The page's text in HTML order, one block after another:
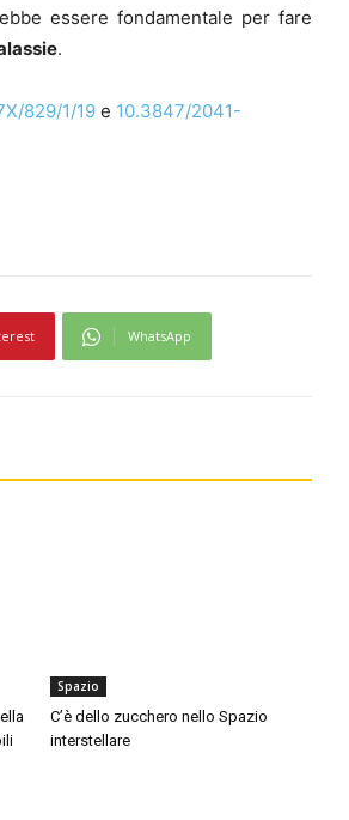
essere fondamentale per fare
.
829/1/19 e 10.3847/2041-
WhatsApp
Spazio
C’è dello zucchero nello Spazio
interstellare